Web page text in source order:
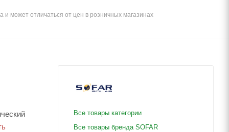
и может отличаться от цен в розничных магазинах
Все товары категории
Все товары бренда SOFAR